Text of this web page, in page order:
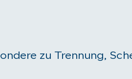
zu Trennung,